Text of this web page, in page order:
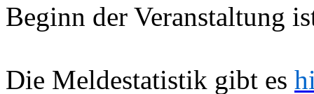
Beginn der Veranstaltung
Die Meldestatistik gibt es